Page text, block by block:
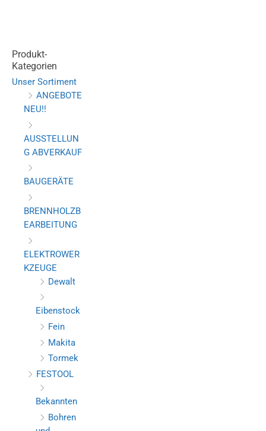
Produkt-
Kategorien
Unser Sortiment
ANGEBOTE
NEU!!
AUSSTELLUN
G ABVERKAUF
BAUGERÄTE
BRENNHOLZB
EARBEITUNG
ELEKTROWER
KZEUGE
Dewalt
Eibenstock
Fein
Makita
Tormek
FESTOOL
Bekannten
Bohren